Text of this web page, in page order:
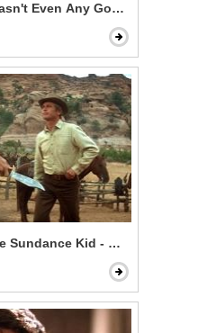
Even Any Good Sex in It
Butch Cassidy and the Sundance Kid - Knife Fight